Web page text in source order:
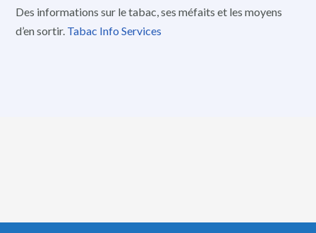
Des informations sur le tabac, ses méfaits et les moyens
d’en sortir. Tabac Info Services